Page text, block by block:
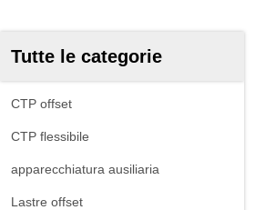
Tutte le categorie
CTP offset
CTP flessibile
apparecchiatura ausiliaria
Lastre offset